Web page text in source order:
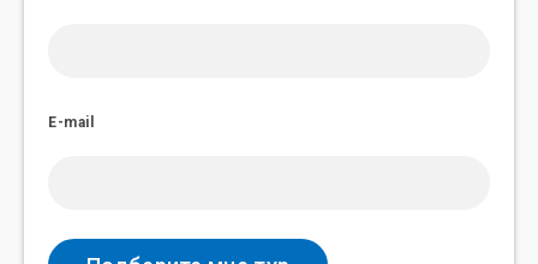
E-mail